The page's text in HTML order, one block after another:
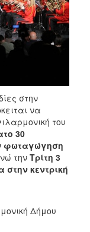
στην
να
του
30
φωταγώγηση
την Τρίτη 3
κεντρική
Δήμου